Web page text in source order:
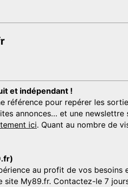
et indépendant !
référence pour repérer les
annonces… et une
ici. Quant au nombre de
au profit de vos
My89.fr. Contactez-le 7